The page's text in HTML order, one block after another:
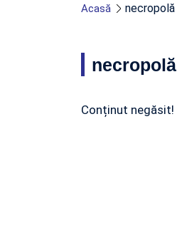
Acasă necropolă
necropolă
Conținut negăsit!